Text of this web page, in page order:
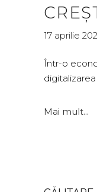
17 aprilie
Într-o
Mai mult...
Search